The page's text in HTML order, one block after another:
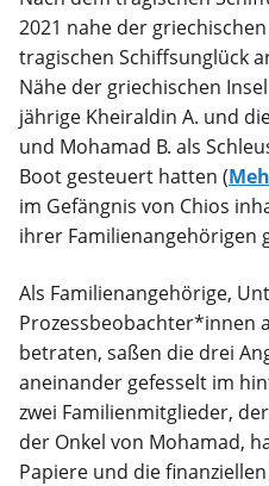
2021 nahe der
tragischen Schiffsunglück
Nähe der griechischen
jährige Kheiraldin A. und
und Mohamad B. als
Boot gesteuert hatten (
im Gefängnis von Chios
ihrer Familienangehörigen
Als Familienangehörige,
Prozessbeobachter*innen
betraten, saßen die drei
aneinander gefesselt im
zwei Familienmitglieder,
der Onkel von Mohamad,
Papiere und die